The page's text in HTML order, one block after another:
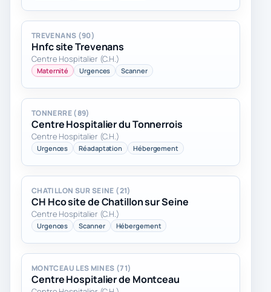
TREVENANS (90)
Hnfc site Trevenans
Centre Hospitalier (C.H.)
Maternité Urgences Scanner
TONNERRE (89)
Centre Hospitalier du Tonnerrois
Centre Hospitalier (C.H.)
Urgences Réadaptation Hébergement
CHATILLON SUR SEINE (21)
CH Hco site de Chatillon sur Seine
Centre Hospitalier (C.H.)
Urgences Scanner Hébergement
MONTCEAU LES MINES (71)
Centre Hospitalier de Montceau